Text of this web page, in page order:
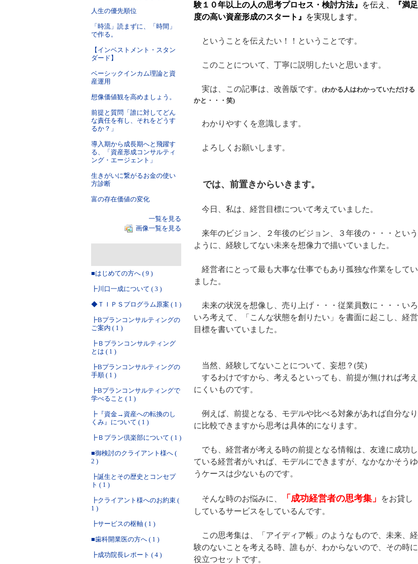
験１０年以上の人の思考プロセス・検討方法』
を伝え、
『満足
度の高い資産形成のスタート』
を実現します。
ということを伝えたい！！ということです。
このことについて、丁寧に説明したいと思います。
実は、この記事は、改善版です。 (わかる人はわかっていただける
かと・・・笑)
わかりやすくを意識します。
よろしくお願いします。
では、前置きからいきます。
今日、私は、経営目標について考えていました。
来年のビジョン、２年後のビジョン、３年後の・・・という
ように、経験してない未来を想像力で描いていました。
経営者にとって最も大事な仕事でもあり孤独な作業をしてい
ました。
未来の状況を想像し、売り上げ・・・従業員数に・・・いろ
いろ考えて、「こんな状態を創りたい」を書面に起こし、経営
目標を書いていました。
当然、経験してないことについて、妄想？(笑)
するわけですから、考えるといっても、前提が無ければ考え
にくいものです。
例えば、前提となる、モデルや比べる対象があれば自分なり
に比較できますから思考は具体的になります。
でも、経営者が考える時の前提となる情報は、友達に成功し
ている経営者がいれば、モデルにできますが、なかなかそうゆ
うケースは少ないものです。
そんな時のお悩みに、 「成功経営者の思考集」
をお貸し
しているサービスをしているんです。
この思考集は、「アイディア帳」のようなもので、未来、経
験のないことを考える時、誰もが、わからないので、その時に
役立つセットです。
人生の優先順位
「時流」読まずに、「時間」
で作る。
【インベストメント・スタン
ダード】
ベーシックインカム理論と資
産運用
想像価値観を高めましょう。
前提と質問「誰に対してどん
な責任を有し、それをどうす
るか？」
導入期から成長期へと飛躍す
る、「資産形成コンサルティ
ング・エージェント」
生きがいに繋がるお金の使い
方診断
富の存在価値の変化
一覧を見る
画像一覧を見る
■はじめての方へ ( 9 )
┣川口一成について ( 3 )
◆ＴＩＰＳプログラム原案 ( 1 )
┣Bプランコンサルティングの
ご案内 ( 1 )
┣Ｂプランコンサルティング
とは ( 1 )
┣Bプランコンサルティングの
手順 ( 1 )
┣Bプランコンサルティングで
学べること ( 1 )
┣『資金→資産への転換のし
くみ』について ( 1 )
┣Ｂプラン倶楽部について ( 1 )
■御検討のクライアント様へ (
2 )
┣誕生とその歴史とコンセプ
ト ( 1 )
┣クライアント様へのお約束 (
1 )
┣サービスの枢軸 ( 1 )
■歯科開業医の方へ ( 1 )
┣成功院長レポート ( 4 )